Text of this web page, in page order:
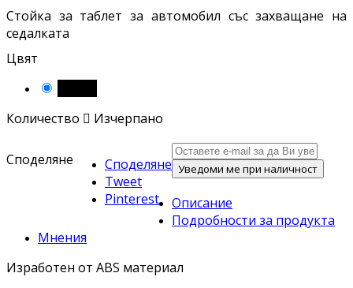
Стойка за таблет за автомобил със захващане на
седалката
Цвят
Количество  Изчерпано
Споделяне
Споделяне
Tweet
Pinterest
Уведоми ме при наличност
Описание
Подробности за продукта
Мнения
Изработен от ABS материал